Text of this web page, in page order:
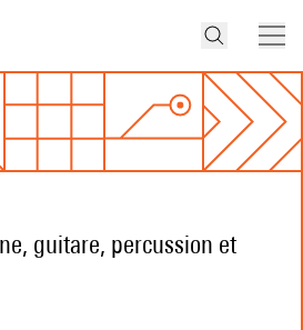
guitare, percussion et